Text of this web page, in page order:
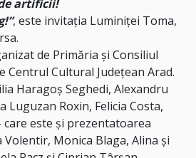
artificii!
, este invitația Luminiței Toma,
de Primăria și Consiliul
Centrul Cultural Județean Arad.
Haragoș Seghedi, Alexandru
Luguzan Roxin, Felicia Costa,
care este și prezentatoarea
Volentir, Monica Blaga, Alina și